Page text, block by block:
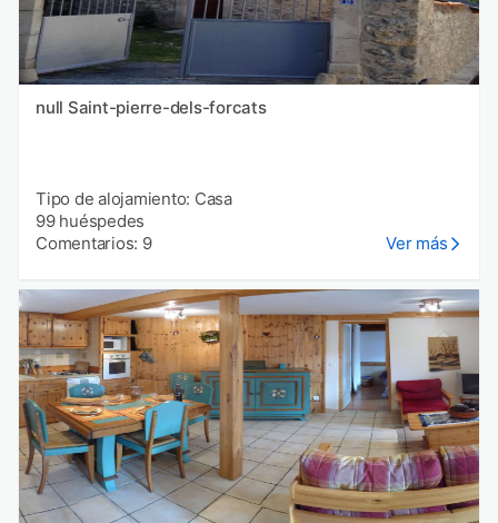
null Saint-pierre-dels-forcats
Tipo de alojamiento: Casa
99 huéspedes
Comentarios: 9
Ver más